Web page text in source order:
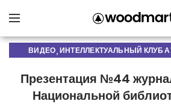
ВИДЕО, ИНТЕЛЛЕКТУАЛЬНЫЙ КЛУБ
Презентация №44
Национальной